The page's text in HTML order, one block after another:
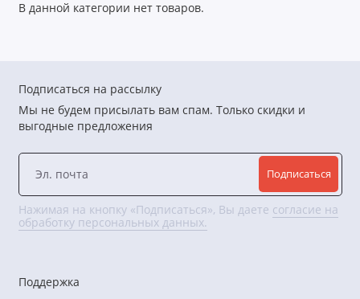
Показать все
В данной категории нет товаров.
Подписаться на рассылку
Мы не будем присылать вам спам. Только скидки и
выгодные предложения
Подписаться
Нажимая на кнопку «Подписаться», Вы даете согласие на
обработку персональных данных.
Поддержка